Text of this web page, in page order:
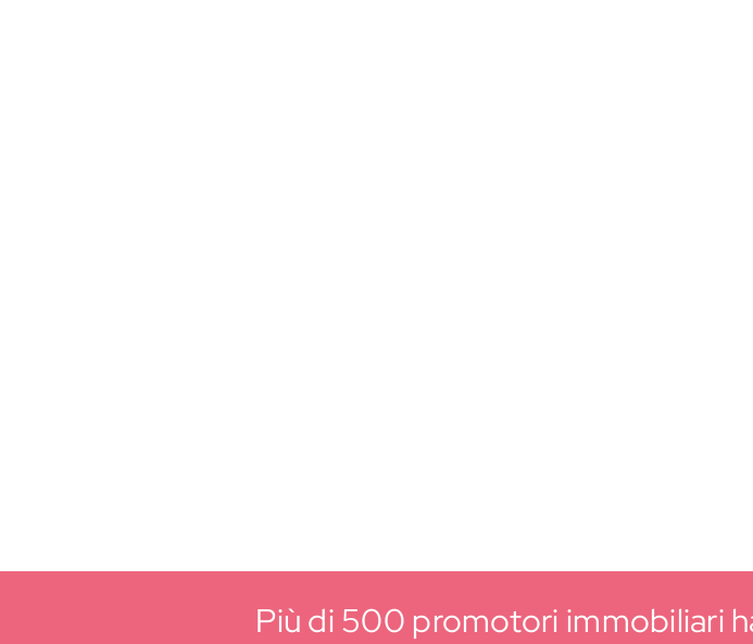
Più di 500 promotori immobiliari